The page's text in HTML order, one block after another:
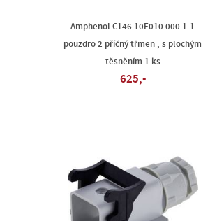
Amphenol C146 10F010 000 1-1
pouzdro 2 příčný třmen , s plochým
těsněním 1 ks
625,-